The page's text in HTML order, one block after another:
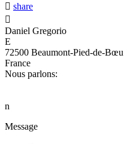
 share

Daniel Gregorio
E
72500 Beaumont-Pied-de-Bœu
France
Nous parlons:
n
Message